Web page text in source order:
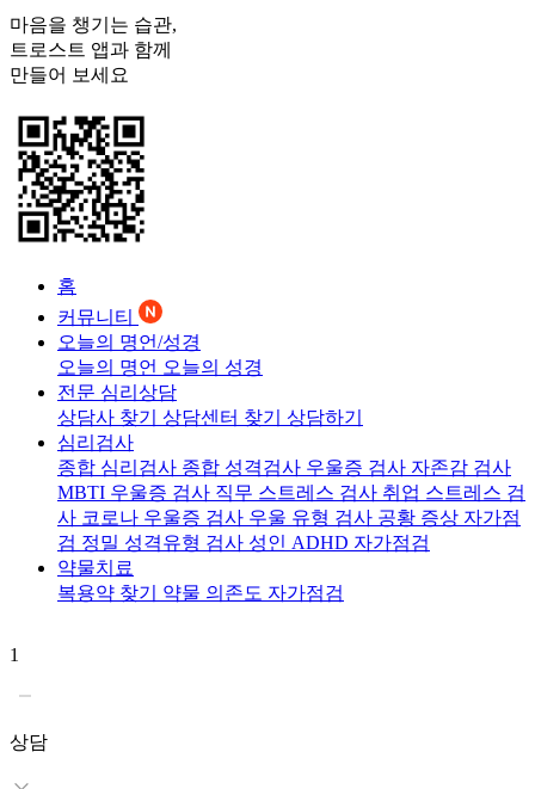
마음을 챙기는 습관,
트로스트 앱과 함께
만들어 보세요
홈
커뮤니티
오늘의 명언/성경
오늘의 명언 오늘의 성경
전문 심리상담
상담사 찾기 상담센터 찾기 상담하기
심리검사
종합 심리검사 종합 성격검사 우울증 검사 자존감 검사
MBTI 우울증 검사 직무 스트레스 검사 취업 스트레스 검
사 코로나 우울증 검사 우울 유형 검사 공황 증상 자가점
검 정밀 성격유형 검사 성인 ADHD 자가점검
약물치료
복용약 찾기 약물 의존도 자가점검
1
상담